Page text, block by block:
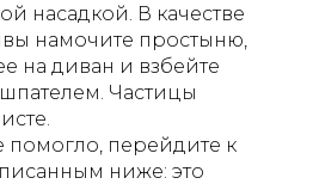
насадкой. В качестве
намочите простыню,
на диван и взбейте
Частицы
помогло, перейдите к
ниже: это